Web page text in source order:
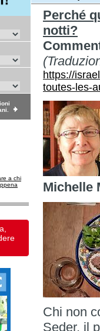
a chi
Perché
notti?
https://
toutes-les-
Michelle
Chi non
Seder, il